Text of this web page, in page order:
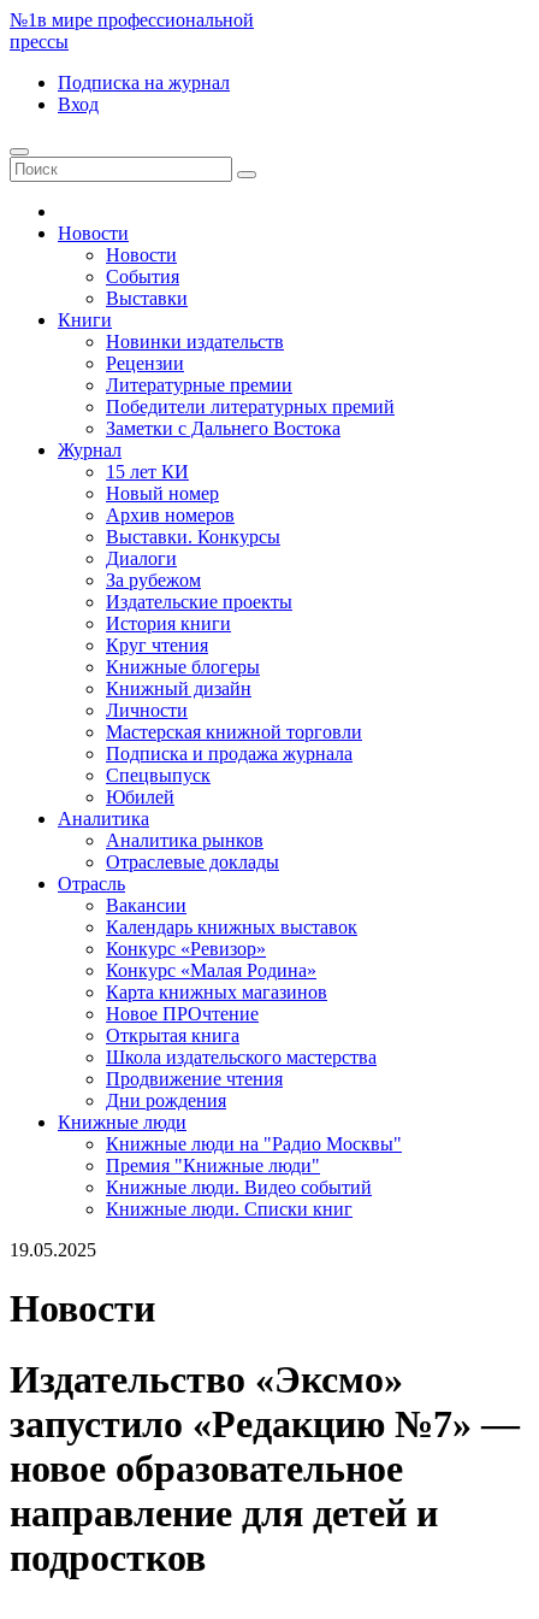
№1в мире профессиональной
прессы
Подписка на журнал
Вход
Новости
Новости
События
Выставки
Книги
Новинки издательств
Рецензии
Литературные премии
Победители литературных премий
Заметки с Дальнего Востока
Журнал
15 лет КИ
Новый номер
Архив номеров
Выставки. Конкурсы
Диалоги
За рубежом
Издательские проекты
История книги
Круг чтения
Книжные блогеры
Книжный дизайн
Личности
Мастерская книжной торговли
Подписка и продажа журнала
Спецвыпуск
Юбилей
Аналитика
Аналитика рынков
Отраслевые доклады
Отрасль
Вакансии
Календарь книжных выставок
Конкурс «Ревизор»
Конкурс «Малая Родина»
Карта книжных магазинов
Новое ПРОчтение
Открытая книга
Школа издательского мастерства
Продвижение чтения
Дни рождения
Книжные люди
Книжные люди на "Радио Москвы"
Премия "Книжные люди"
Книжные люди. Видео событий
Книжные люди. Списки книг
19.05.2025
Новости
Издательство «Эксмо»
запустило «Редакцию №7» —
новое образовательное
направление для детей и
подростков